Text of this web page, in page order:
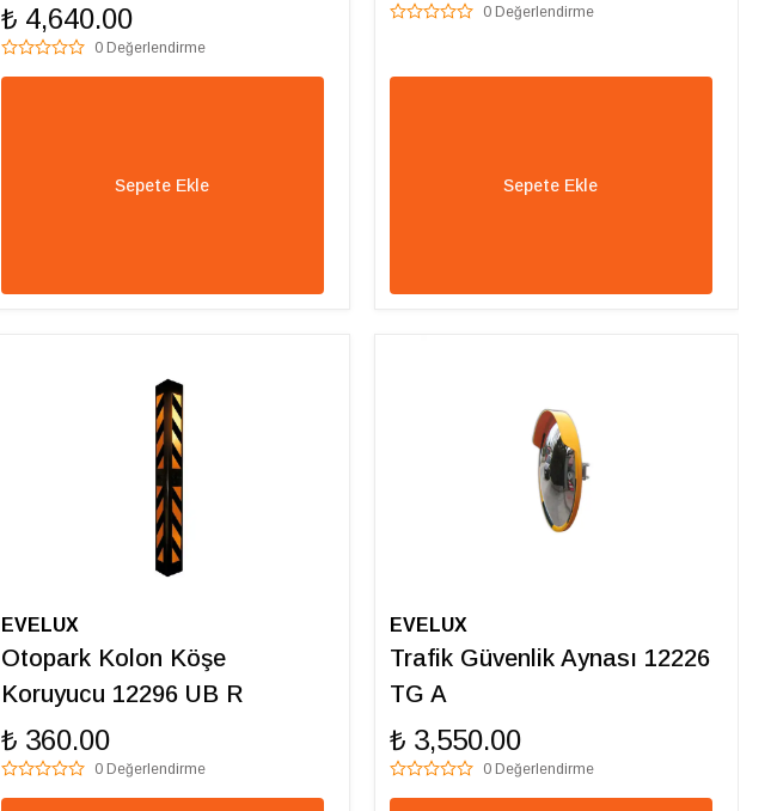
₺ 4,640.00
0 Değerlendirme
Sepete Ekle
0 Değerlendirme
Sepete Ekle
EVELUX
Otopark Kolon Köşe
Koruyucu 12296 UB R
₺ 360.00
0 Değerlendirme
EVELUX
Trafik Güvenlik Aynası 12226
TG A
₺ 3,550.00
0 Değerlendirme